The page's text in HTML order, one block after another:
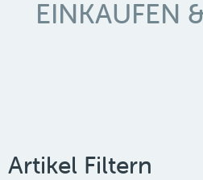
EINKAUFEN
Artikel Filtern